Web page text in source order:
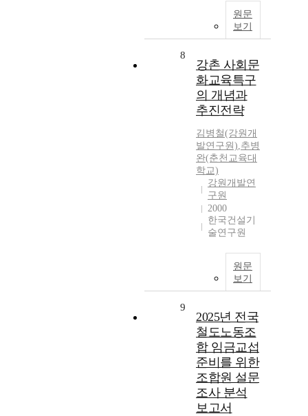
원문
보기
8
강촌 사회문
화교육특구
의 개념과
추진전략
김병철(강원개
발연구원),추병
완(춘천교육대
학교)
강원개발연
구원
2000
한국건설기
술연구원
원문
보기
9
2025년 전국
철도노동조
합 임금교섭
준비를 위한
조합원 설문
조사 분석
보고서